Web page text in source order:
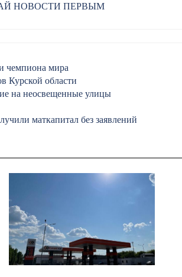
НОВОСТИ ПЕРВЫМ
чемпиона мира
Курской области
на неосвещенные улицы
маткапитал без заявлений